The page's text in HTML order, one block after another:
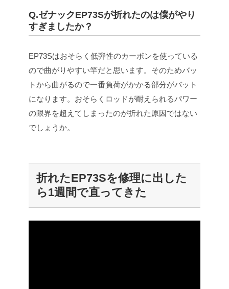
Q.ゼナックEP73Sが折れたのは僕がやり
すぎましたか？
EP73Sはおそらく低弾性のカーボンを使っている
ので曲がりやすい竿だと思います。そのためバッ
トから曲がるので一番負荷がかかる部分がバット
になります。おそらくロッドが耐えられるパワー
の限界を超えてしまったのが折れた原因ではない
でしょうか。
折れたEP73Sを修理に出した
ら1週間で直ってきた